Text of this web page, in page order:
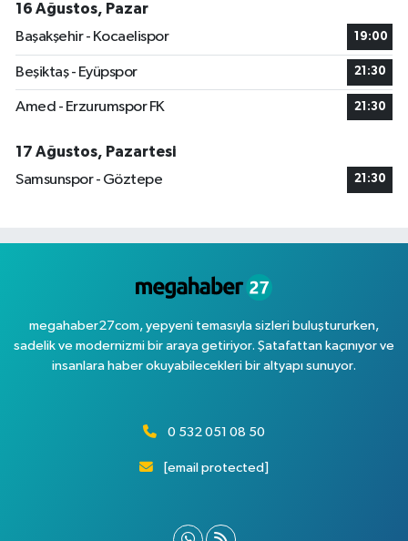
16 Ağustos, Pazar
Başakşehir - Kocaelispor
19:00
Beşiktaş - Eyüpspor 21:30
Amed - Erzurumspor FK 21:30
17 Ağustos, Pazartesi
Samsunspor - Göztepe
21:30
megahaber27com, yepyeni temasıyla sizleri buluştururken,
sadelik ve modernizmi bir araya getiriyor. Şatafattan kaçınıyor ve
insanlara haber okuyabilecekleri bir altyapı sunuyor.
0 532 051 08 50
[email protected]